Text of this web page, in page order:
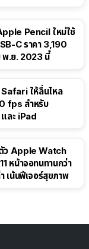
Pencil ใหม่ใช้
C ราคา 3,190
พ.ย. 2023 นี้
ให้ลื่นไหล
fps สำหรับ
ละ iPad
ว Apple Watch
หน้าจอทนทานกว่า
เน้นฟีเจอร์สุขภาพ